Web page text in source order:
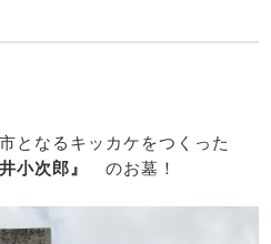
となるキッカケをつくった
小次郎』 のお墓！